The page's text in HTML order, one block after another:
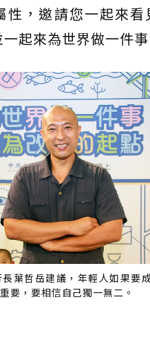
性，邀請您一起來看
起來為世界做一件事
葉哲岳建議，年輕人如果要
要，要相信自己獨一無二。